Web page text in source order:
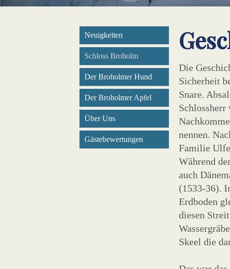
Neuigkeiten
Schloss Broholm
Der Broholmer Hund
Der Broholmer Apfel
Über Uns
Gästebewertungen
Die
Sicherheit
Snare.
nennen.
Familie
Während
auch
(1533-36).
Erdboden
diesen
Skeel die